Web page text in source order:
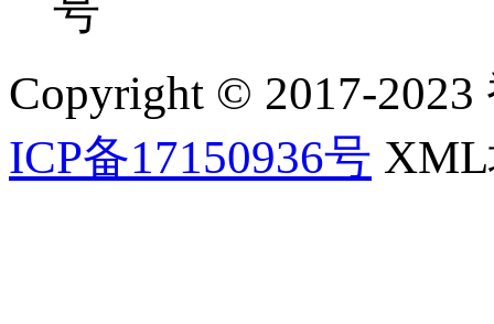
号
Copyright © 2017-2023
ICP备17150936号